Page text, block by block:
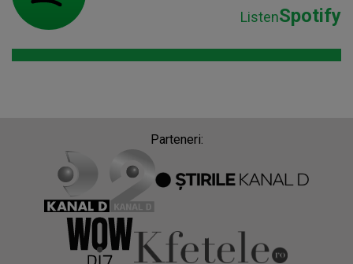
ListenSpotify
Parteneri: